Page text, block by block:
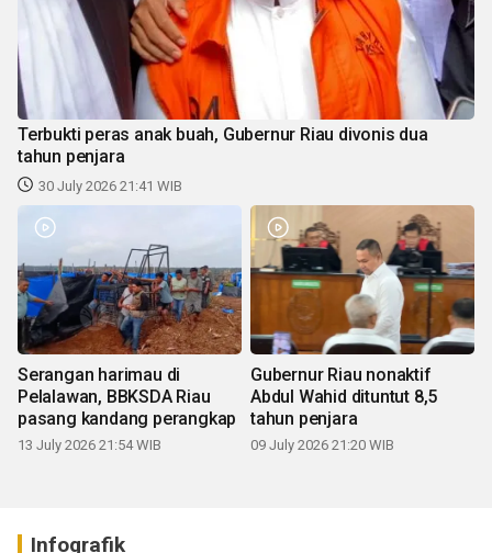
Terbukti peras anak buah, Gubernur Riau divonis dua
tahun penjara
30 July 2026 21:41 WIB
Serangan harimau di
Pelalawan, BBKSDA Riau
pasang kandang perangkap
13 July 2026 21:54 WIB
Gubernur Riau nonaktif
Abdul Wahid dituntut 8,5
tahun penjara
09 July 2026 21:20 WIB
Infografik